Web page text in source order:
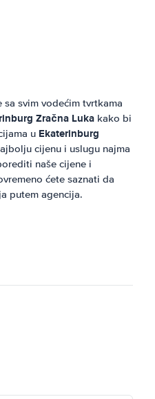
sa svim vodećim tvrtkama
Zračna Luka kako bi
u Ekaterinburg
cijenu i uslugu najma
naše cijene i
ćete saznati da
putem agencija.